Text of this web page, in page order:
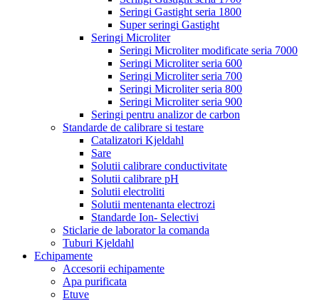
Seringi Gastight seria 1800
Super seringi Gastight
Seringi Microliter
Seringi Microliter modificate seria 7000
Seringi Microliter seria 600
Seringi Microliter seria 700
Seringi Microliter seria 800
Seringi Microliter seria 900
Seringi pentru analizor de carbon
Standarde de calibrare si testare
Catalizatori Kjeldahl
Sare
Solutii calibrare conductivitate
Solutii calibrare pH
Solutii electroliti
Solutii mentenanta electrozi
Standarde Ion- Selectivi
Sticlarie de laborator la comanda
Tuburi Kjeldahl
Echipamente
Accesorii echipamente
Apa purificata
Etuve